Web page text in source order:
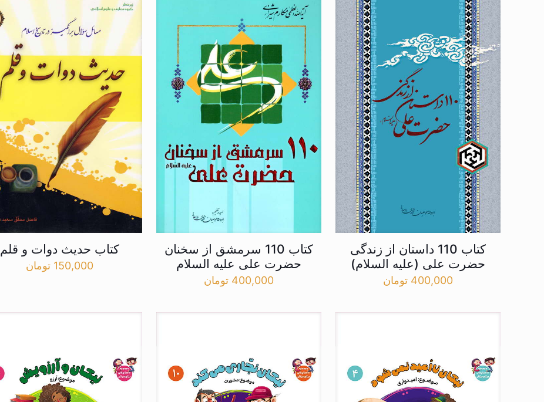
کتاب 110 داستان از زندگی
حضرت علی (علیه السلام)
400,000 تومان
کتاب 110 سرمشق از سخنان
حضرت علی علیه السلام
400,000 تومان
کتاب حدیث دوات و قلم
150,000 تومان